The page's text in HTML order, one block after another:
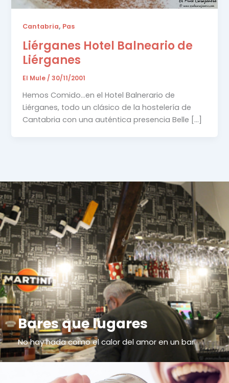
Cantabria, Pas
Liérganes Hotel Balneario de
Liérganes
El Mule/30/11/2001
Hemos Comido…en el Hotel Balnerario de
Liérganes, todo un clásico de la hostelería de
Cantabria con una auténtica presencia Belle […]
Bares que lugares
No hay nada como el calor del amor en un bar